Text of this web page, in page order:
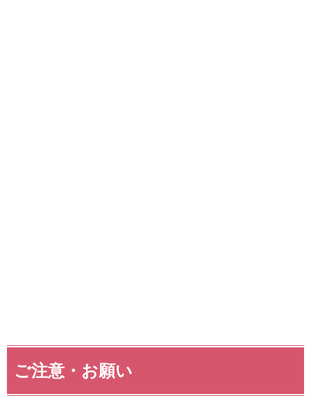
ご注意・お願い